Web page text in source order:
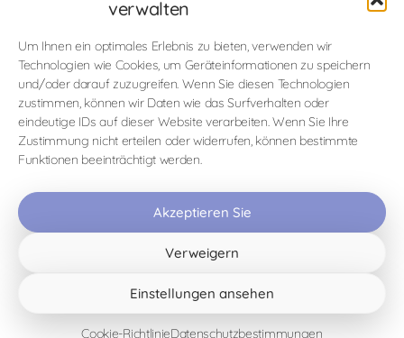
verwalten
Um Ihnen ein optimales Erlebnis zu bieten, verwenden wir
Technologien wie Cookies, um Geräteinformationen zu speichern
und/oder darauf zuzugreifen. Wenn Sie diesen Technologien
zustimmen, können wir Daten wie das Surfverhalten oder
eindeutige IDs auf dieser Website verarbeiten. Wenn Sie Ihre
Zustimmung nicht erteilen oder widerrufen, können bestimmte
Funktionen beeinträchtigt werden.
Akzeptieren Sie
Verweigern
Einstellungen ansehen
Cookie-RichtlinieDatenschutzbestimmungen
📍 Praktische Informationen
Entfernung
🚗 45–60 Minuten | ca. 40–50 km
Bergstraßen, gut befahrbar (letzter Abschnitt
schmaler)
Besuchen Sie die Falknerei von Setteventi!
📅 Reservierung erforderlich
👥 Kleine Gruppen
⏳ Dauer: ca. 2 Stunden
Beste Reisezeit
🌸 Frühling (April–Juni)
🍂 Herbst (September–Oktober)